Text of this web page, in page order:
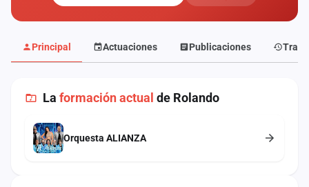
Principal Actuaciones Publicaciones
La formación actual de Rolando
Orquesta ALIANZA
Anuncios
sesión
Crear
cuenta